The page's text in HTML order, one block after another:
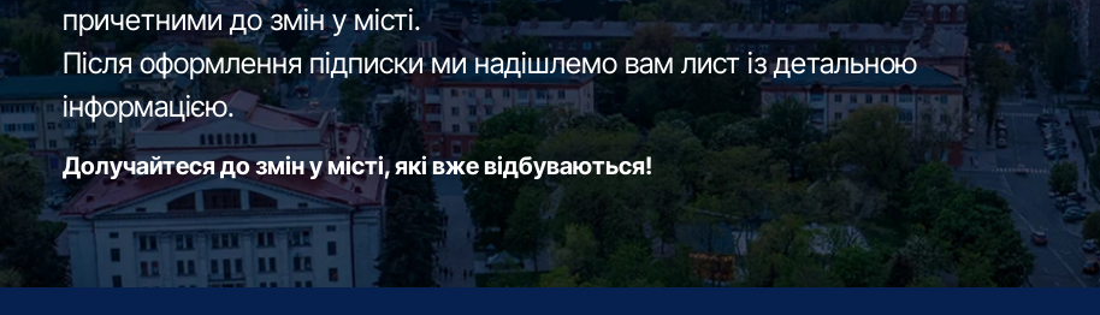
причетними до змін у місті.
Після оформлення підписки ми надішлемо вам лист із детальною
інформацією.
Долучайтеся до змін у місті, які вже відбуваються!